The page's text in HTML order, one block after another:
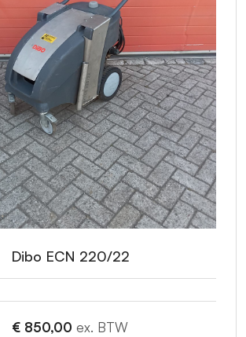
Dibo ECN 220/22
€ 850,00 ex. BTW